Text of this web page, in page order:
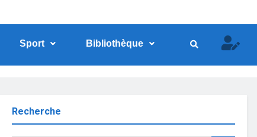
Sport Bibliothèque
Recherche